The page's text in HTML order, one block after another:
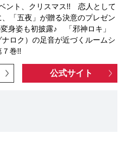
ント、クリスマス!! 恋人として
「五夜」が贈る決意のプレゼン
身姿も初披露♪ 「邪神ロキ」
ロク）の足音が近づくルームシ
７巻!!
公式サイト